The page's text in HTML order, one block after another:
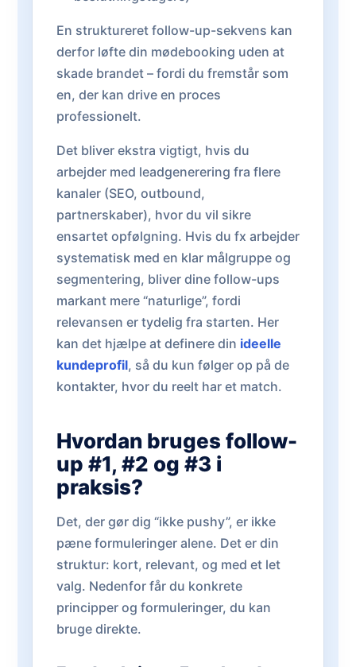
En struktureret follow-up-sekvens kan
derfor løfte din mødebooking uden at
skade brandet – fordi du fremstår som
en, der kan drive en proces
professionelt.
Det bliver ekstra vigtigt, hvis du
arbejder med leadgenerering fra flere
kanaler (SEO, outbound,
partnerskaber), hvor du vil sikre
ensartet opfølgning. Hvis du fx arbejder
systematisk med en klar målgruppe og
segmentering, bliver dine follow-ups
markant mere “naturlige”, fordi
relevansen er tydelig fra starten. Her
kan det hjælpe at definere din ideelle
kundeprofil, så du kun følger op på de
kontakter, hvor du reelt har et match.
Hvordan bruges follow-
up #1, #2 og #3 i
praksis?
Det, der gør dig “ikke pushy”, er ikke
pæne formuleringer alene. Det er din
struktur: kort, relevant, og med et let
valg. Nedenfor får du konkrete
principper og formuleringer, du kan
bruge direkte.